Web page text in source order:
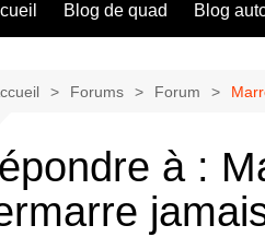
Blog de quad Blog
Forums Forum
à :